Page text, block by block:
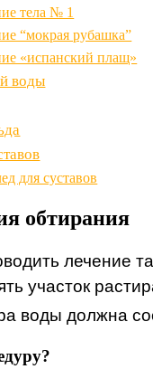
тела № 1
“мокрая рубашка”
«испанский плащ»
воды
для суставов
обтирания
лечение
участок
воды должна